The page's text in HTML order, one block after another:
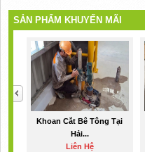
SẢN PHẨM KHUYẾN MÃI
Khoan Cắt Bê Tông Tại
Hải...
Liên Hệ